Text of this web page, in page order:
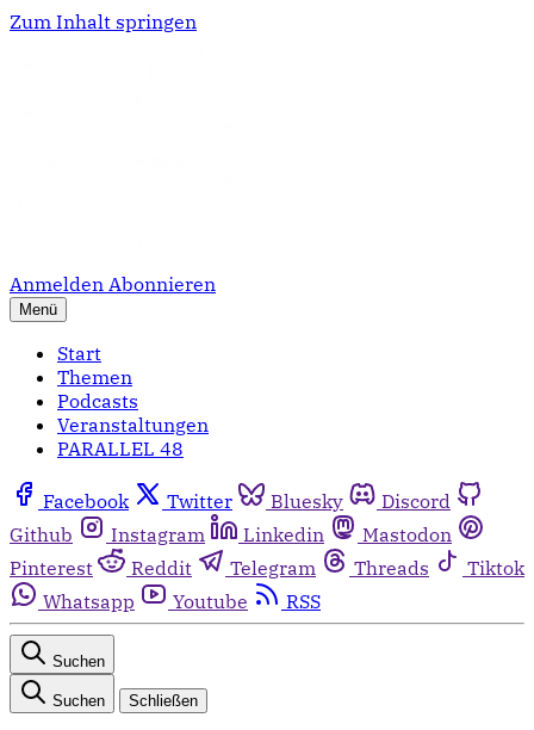
Zum Inhalt springen
Anmelden Abonnieren
Menü
Start
Themen
Podcasts
Veranstaltungen
PARALLEL 48
Facebook Twitter Bluesky
Discord
Github
Instagram Linkedin
Mastodon
Pinterest
Reddit Telegram Threads
Tiktok
Whatsapp
Youtube RSS
Suchen
Suchen Schließen